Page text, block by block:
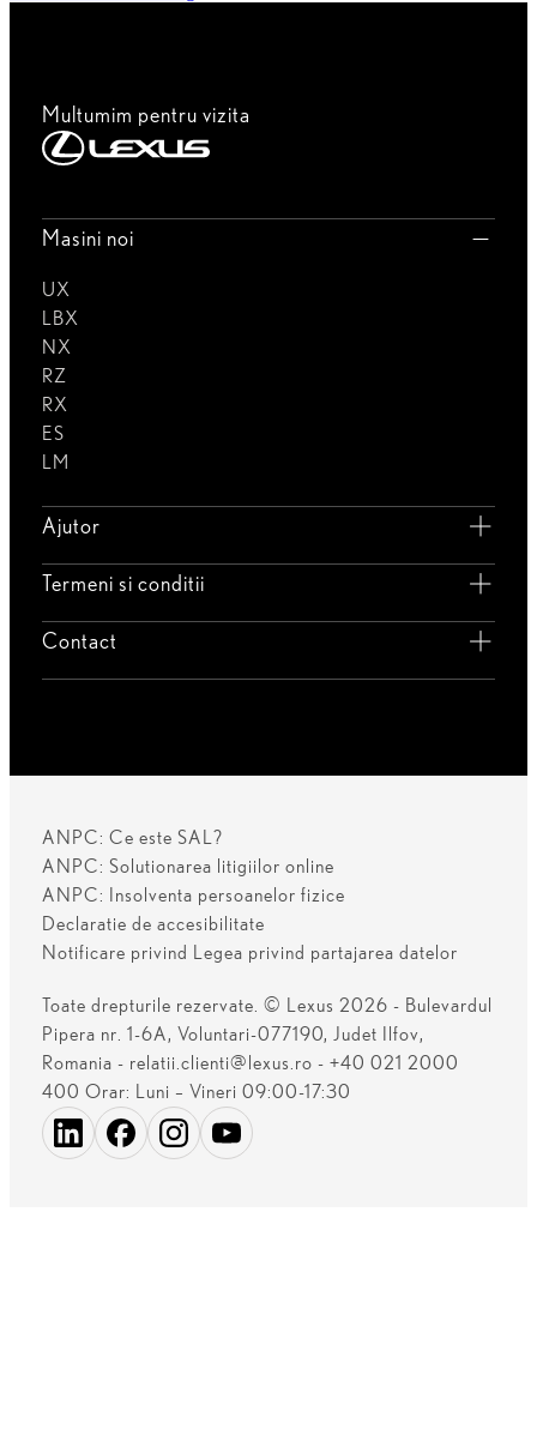
Multumim pentru vizita
Masini noi
UX
LBX
NX
RZ
RX
ES
LM
Ajutor
Termeni si conditii
Contact
ANPC: Ce este SAL?
ANPC: Solutionarea litigiilor online
ANPC: Insolventa persoanelor fizice
Declaratie de accesibilitate
Notificare privind Legea privind partajarea datelor
Toate drepturile rezervate. © Lexus 2026 - Bulevardul
Pipera nr. 1-6A, Voluntari-077190, Judet Ilfov,
Romania - relatii.clienti@lexus.ro - +40 021 2000
400 Orar: Luni – Vineri 09:00-17:30